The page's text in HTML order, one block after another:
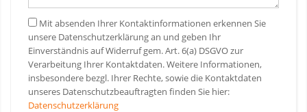
Mit absenden Ihrer Kontaktinformationen erkennen Sie
unsere Datenschutzerklärung an und geben Ihr
Einverständnis auf Widerruf gem. Art. 6(a) DSGVO zur
Verarbeitung Ihrer Kontaktdaten. Weitere Informationen,
insbesondere bezgl. Ihrer Rechte, sowie die Kontaktdaten
unseres Datenschutzbeauftragten finden Sie hier:
Datenschutzerklärung